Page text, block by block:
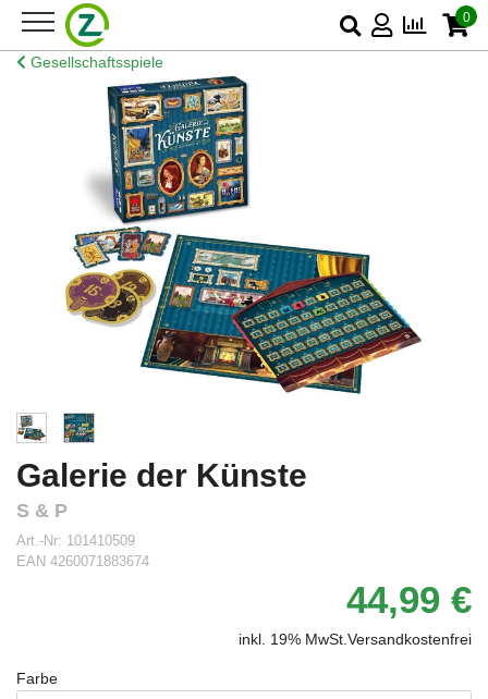
0
Gesellschaftsspiele
Galerie der Künste
S & P
Art.-Nr: 101410509
EAN 4260071883674
44,99 €
inkl. 19% MwSt.Versandkostenfrei
Farbe